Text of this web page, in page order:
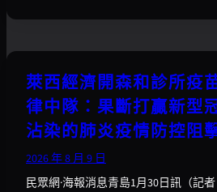
萊西經濟開森和診所疫
律中隊：果斷打贏新型
沾染的肺炎疫情防控阻
2026 年 8 月 9 日
民眾網·海報消息青島1月30日訊（記